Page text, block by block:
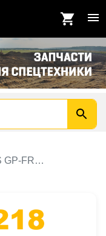
LINES GP-FRONT